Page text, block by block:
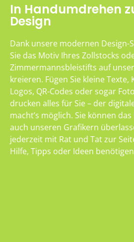
In Handumdrehen
Design
Dank unsere modernen Design-
Sie das Motiv Ihres Zollstocks
Zimmermannsbleistifts auf
kreieren. Fügen Sie kleine Texte,
Logos, QR-Codes oder sogar
drucken alles für Sie – der
macht’s möglich. Sie können
auch unseren Grafikern
jederzeit mit Rat und Tat zur
Hilfe, Tipps oder Ideen